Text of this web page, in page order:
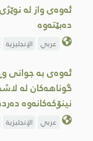
ئەوەی واز لە
دەبێتەوە
عربي الإنجليزية
ئەوەی بە جوانی
گوناهەکان لە
نینۆکەکانەوە
عربي الإنجليزية